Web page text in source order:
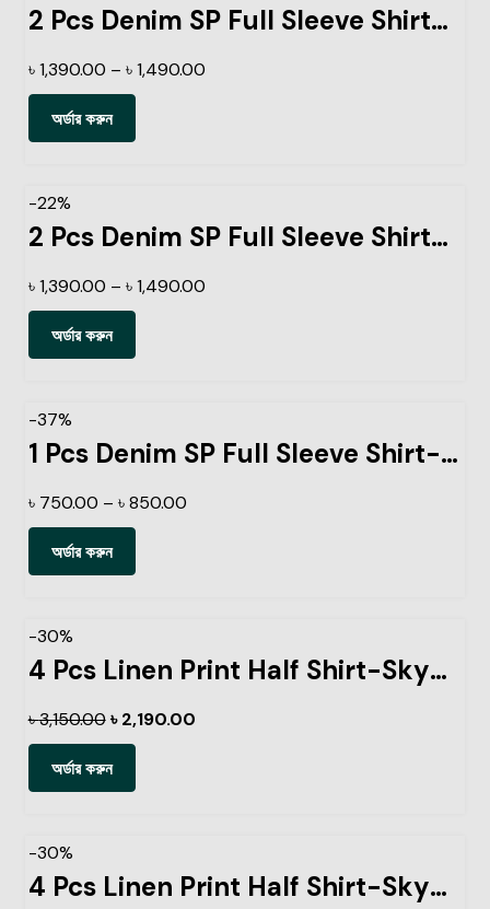
2 Pcs Denim SP Full Sleeve Shirt- Black+Navy
৳1,390.00 – ৳1,490.00
অর্ডার করুন
-22%
2 Pcs Denim SP Full Sleeve Shirt- Black+Light Sky
৳1,390.00 – ৳1,490.00
অর্ডার করুন
-37%
1 Pcs Denim SP Full Sleeve Shirt- Black
৳ 750.00 – ৳850.00
অর্ডার করুন
-30%
4 Pcs Linen Print Half Shirt-Sky+Petrol+Kathal+Pest
৳3,150.00 ৳2,190.00
অর্ডার করুন
-30%
4 Pcs Linen Print Half Shirt-Sky+Petrol+Lemon+Ash